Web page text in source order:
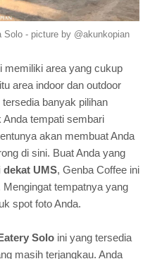
- picture by @akunkopian
memiliki area yang cukup
area indoor dan outdoor
banyak pilihan
tempati sembari
akan membuat Anda
di sini. Buat Anda yang
UMS, Genba Coffee ini
tempatnya yang
spot foto Anda.
Solo ini yang tersedia
masih terjangkau. Anda